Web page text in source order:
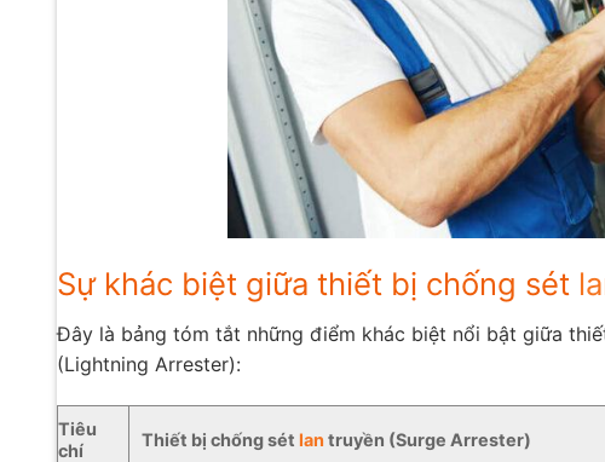
Sự khác biệt giữa thiết bị chống sét
Đây là bảng tóm tắt những điểm khác biệt nổi bật giữa
(Lightning Arrester):
Tiêu
chí
Thiết bị chống sét lan truyền (Surge Arrester)